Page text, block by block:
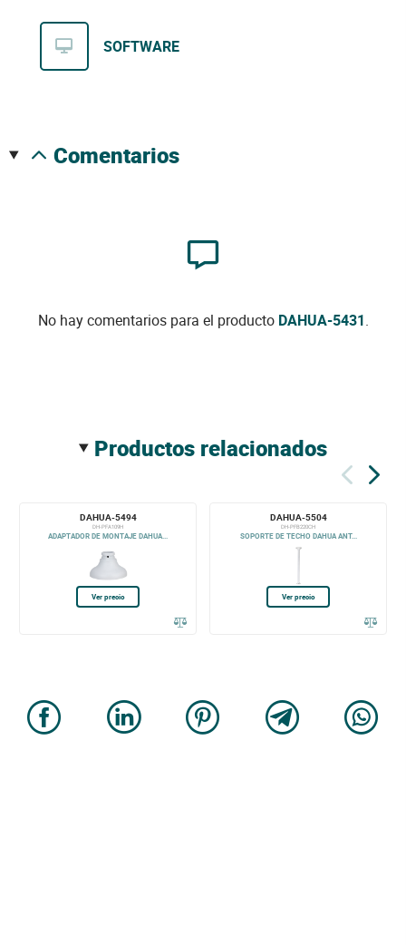
SOFTWARE
comentarios
No hay comentarios para el producto DAHUA-5431.
productos relacionados
DAHUA-5494
DH-PFA109H
ADAPTADOR DE MONTAJE DAHUA...
Ver precio
DAHUA-5504
DH-PFB220CH
SOPORTE DE TECHO DAHUA ANT...
Ver precio